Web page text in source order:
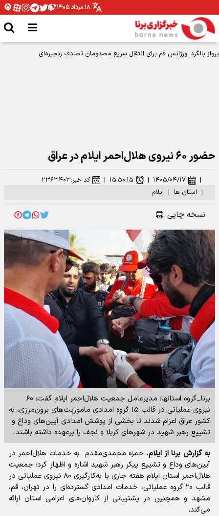
۱۸ مرداد ۱۴۰۵
پرواز بالگرد اورژانس قم برای انتقال سریع مصدومان تصادف زنجیره‌ای
حضور ۶۰ نیروی هلال‌احمر ایلام در عراق
| استان ها | ایلام
| ۱۴۰۵/۰۴/۱۷ | ۱۵:۵۰:۱۵ | کد خبر:۲۳۶۳۴۰۳
نسخه چاپی
برنا_گروه استانها: مدیرعامل جمعیت هلال‌احمر ایلام گفت: ۶۰
نیروی عملیاتی در قالب ۱۵ گروه امدادی ماموریت‌های برون‌مرزی، به
کشور عراق اعزام شدند تا بخشی از پوشش امدادی آیین‌های وداع و
تشییع رهبر شهید در شهرهای کربلا و نجف را برعهده داشته باشند.
به گزارش برنا از ایلام، حمزه محمدی‌مقدم به خدمات هلال‌احمر در
آیین‌های وداع و تشییع پیکر رهبر شهید اشاره و اظهار کرد: جمعیت
هلال‌احمر استان ایلام هفته جاری با به‌کارگیری ۸۰ نیروی عملیاتی در
قالب ۲۰ گروه عملیاتی، خدمات امدادی گسترده‌ای را در تهران، قم،
مشهد و همچنین در پشتیبانی از کاروان‌های اعزامی استان ارائه
می‌کند.